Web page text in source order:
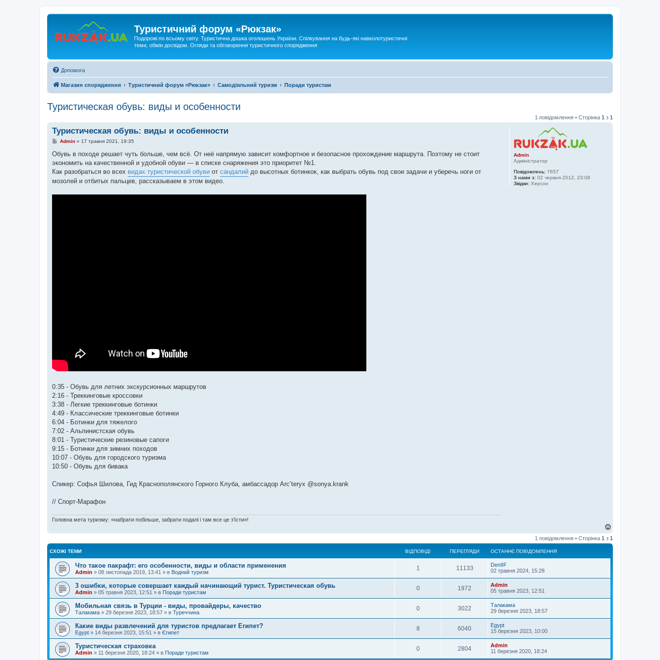
Туристичний форум «Рюкзак»
Подорожі по всьому світу. Туристична дошка оголошень України. Спілкування на будь-які навколотуристичні
теми, обмін досвідом. Огляди та обговорення туристичного спорядження
Допомога
Магазин спорядження Туристичний форум «Рюкзак» Самодіяльний туризм Поради туристам
Туристическая обувь: виды и особенности
1 повідомлення • Сторінка 1 з 1
Admin
Адміністратор
Повідомлень: 7657
З нами з: 02 червня 2012, 23:08
Звідки: Херсон
Туристическая обувь: виды и особенности
П
в
д
о
л
н
Admin» 17 травня 2021, 19:35
Обувь в походе решает чуть больше, чем всё. От неё напрямую зависит комфортное и безопасное прохождение маршрута. Поэтому не стоит
экономить на качественной и удобной обуви — в списке снаряжения это приоритет №1.
Как разобраться во всех видах туристической обуви от сандалий до высотных ботинкок, как выбрать обувь под свои задачи и уберечь ноги от
мозолей и отбитых пальцев, рассказываем в этом видео.
0:35 - Обувь для летних экскурсионных маршрутов
2:16 - Треккинговые кроссовки
3:38 - Легкие треккинговые ботинки
4:49 - Классические треккинговые ботинки
6:04 - Ботинки для тяжелого
7:02 - Альпинистская обувь
8:01 - Туристические резиновые сапоги
9:15 - Ботинки для зимних походов
10:07 - Обувь для городского туризма
10:50 - Обувь для бивака
Спикер: Софья Шилова, Гид Краснополянского Горного Клуба, амбассадор Arc’teryx @sonya.krank
// Спорт-Марафон
Головна мета туризму: «набрати побільше, забрати подалі і там все це з'їсти»!
г
о
1 повідомлення • Сторінка 1 з 1
СХОЖІ ТЕМИ ВІДПОВІДІ ПЕРЕГЛЯДИ ОСТАННЄ ПОВІДОМЛЕННЯ
Что такое пакрафт: его особенности, виды и области применения
Admin » 08 листопада 2019, 13:41 » в Водний туризм
1 11133
DenIIF
02 травня 2024, 15:28
3 ошибки, которые совершает каждый начинающий турист. Туристическая обувь
Admin » 05 травня 2023, 12:51 » в Поради туристам
0 1972
Admin
05 травня 2023, 12:51
Мобильная связь в Турции - виды, провайдеры, качество
Талакама » 29 березня 2023, 18:57 » в Туреччина
0 3022
Талакама
29 березня 2023, 18:57
Какие виды развлечений для туристов предлагает Египет?
Egypt » 14 березня 2023, 15:51 » в Єгипет
8 6040
Egypt
15 березня 2023, 10:00
Туристическая страховка
Admin » 11 березня 2020, 18:24 » в Поради туристам
0 2804
Admin
11 березня 2020, 18:24